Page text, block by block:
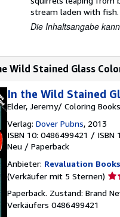
stream laden with fish.
Die Inhaltsangabe
Wild Stained Glass
In the Wild Stained
Elder, Jeremy/ Coloring
Verlag: Dover Pubns, 2013
ISBN 10: 0486499421 / ISBN
Neu / Paperback
Anbieter: Revaluation Books
(Verkäufer mit 5 Sternen)
von
Paperback. Zustand: Brand
Verkäufers 0486499421